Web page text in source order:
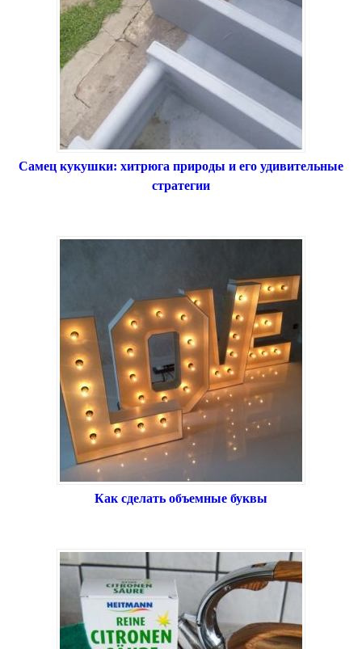
Самец кукушки: хитрюга природы и его удивительные
стратегии
Как сделать объемные буквы